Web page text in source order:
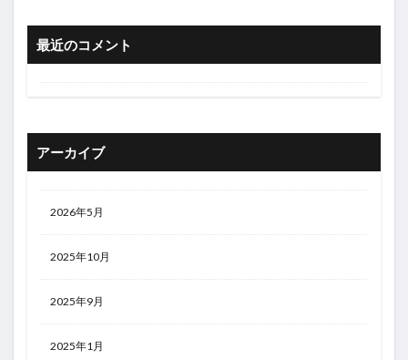
最近のコメント
アーカイブ
2026年5月
2025年10月
2025年9月
2025年1月